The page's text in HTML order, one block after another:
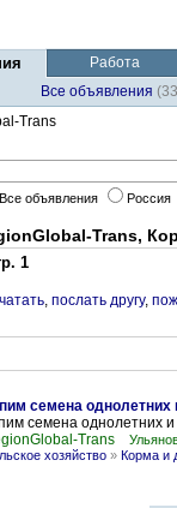
Работа
Все объявления
Trans
Все объявления Россия
Trans,
1
, послать другу,
семена однолетних
семена однолетних
Trans
хозяйство » Корма и